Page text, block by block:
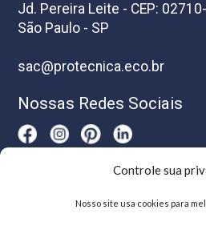
Controle sua
Nosso site usa cookies para
Jd. Pereira Leite - CEP:
São Paulo - SP
sac@protecnica.eco.br
Nossas Redes Sociais